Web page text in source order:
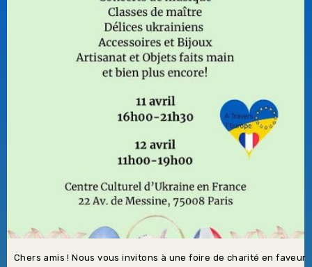
Chers amis ! Nous vous invitons à une foire de charité en faveur